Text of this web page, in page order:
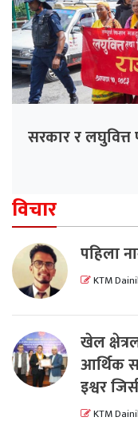
सरकार र लघुवित्त
विचार
पहिला
KTM
खेल
आर्थिक
इश्वर
KTM